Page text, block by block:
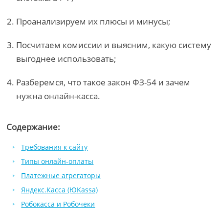
Проанализируем их плюсы и минусы;
Посчитаем комиссии и выясним, какую систему
выгоднее использовать;
Разберемся, что такое закон ФЗ-54 и зачем
нужна онлайн-касса.
Содержание:
Требования к сайту
Типы онлайн-оплаты
Платежные агрегаторы
Яндекс.Касса (ЮKassa)
Робокасса и Робочеки